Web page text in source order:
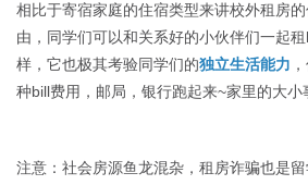
相比于寄宿家庭的住宿类型来讲校外租房
由，同学们可以和关系好的小伙伴们一起
样，它也极其考验同学们的独立生活能力
种bill费用，邮局，银行跑起来~家里的大小
注意：社会房源鱼龙混杂，租房诈骗也是